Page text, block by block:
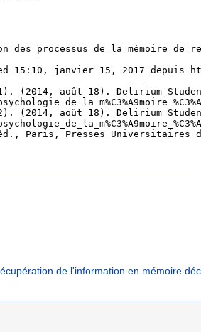
de l'information en mémoire